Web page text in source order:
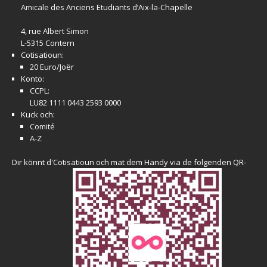
Amicale des Anciens Etudiants d’Aix-la-Chapelle
4, rue Albert Simon
L-5315 Contern
Cotisatioun:
20 Euro/Joër
Konto:
CCPL:
LU82 1111 0443 2593 0000
Kuck och:
Comité
A-Z
Dir könnt d'Cotisatioun och mat dem Handy via de folgenden QR-